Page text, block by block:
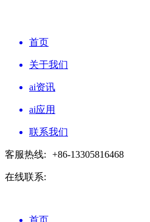
首页
关于我们
ai资讯
ai应用
联系我们
客服热线: +86-13305816468
在线联系:
首页